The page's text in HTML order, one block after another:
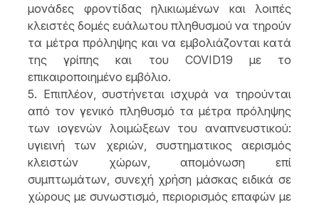
μονάδες φροντίδας ηλικιωμένων και λοιπές
κλειστές δομές ευάλωτου πληθυσμού να τηρούν
τα μέτρα πρόληψης και να εμβολιάζονται κατά
της γρίπης και του COVID19 με το
επικαιροποιημένο εμβόλιο.
5. Επιπλέον, συστήνεται ισχυρά να τηρούνται
από τον γενικό πληθυσμό τα μέτρα πρόληψης
των ιογενών λοιμώξεων του αναπνευστικού:
υγιεινή των χεριών, συστηματικος αερισμός
κλειστών χώρων, απομόνωση επί
συμπτωμάτων, συνεχή χρήση μάσκας ειδικά σε
χώρους με συνωστισμό, περιορισμός επαφών με